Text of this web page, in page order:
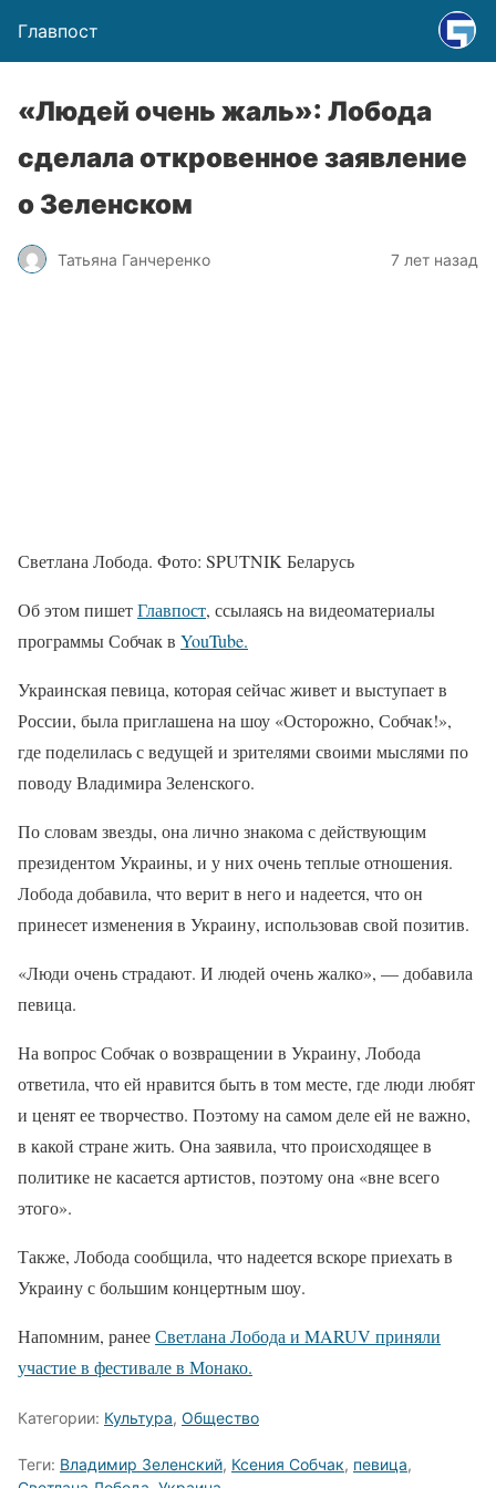
Главпост
«Людей очень жаль»: Лобода
сделала откровенное заявление
о Зеленском
Татьяна Ганчеренко 7 лет назад
Светлана Лобода. Фото: SPUTNIK Беларусь
Об этом пишетГлавпост, ссылаясь на видеоматериалы
программы Собчак в YouTube.
Украинская певица, которая сейчас живет и выступает в
России, была приглашена на шоу «Осторожно, Собчак!»,
где поделилась с ведущей и зрителями своими мыслями по
поводу Владимира Зеленского.
По словам звезды, она лично знакома с действующим
президентом Украины, и у них очень теплые отношения.
Лобода добавила, что верит в него и надеется, что он
принесет изменения в Украину, использовав свой позитив.
«Люди очень страдают. И людей очень жалко», — добавила
певица.
На вопрос Собчак о возвращении в Украину, Лобода
ответила, что ей нравится быть в том месте, где люди любят
и ценят ее творчество. Поэтому на самом деле ей не важно,
в какой стране жить. Она заявила, что происходящее в
политике не касается артистов, поэтому она «вне всего
этого».
Также, Лобода сообщила, что надеется вскоре приехать в
Украину с большим концертным шоу.
Напомним, ранееСветлана Лобода и MARUV приняли
участие в фестивале в Монако.
Категории: Культура, Общество
Теги: Владимир Зеленский, Ксения Собчак, певица,